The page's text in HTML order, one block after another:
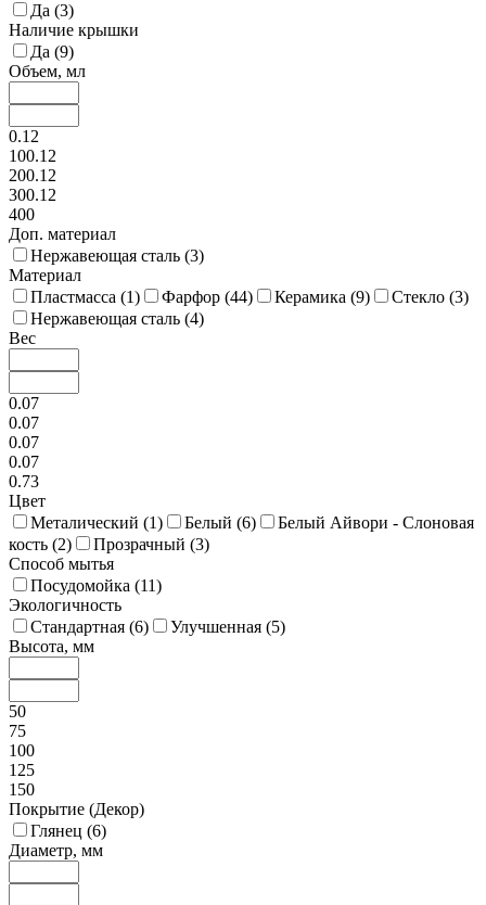
Да (3)
Наличие крышки
Да (9)
Объем, мл
0.12
100.12
200.12
300.12
400
Доп. материал
Нержавеющая сталь (3)
Материал
Пластмасса (1) Фарфор (44) Керамика (9) Стекло (3)
Нержавеющая сталь (4)
Вес
0.07
0.07
0.07
0.07
0.73
Цвет
Металический (1) Белый (6)
Белый Айвори - Слоновая
кость (2) Прозрачный (3)
Способ мытья
Посудомойка (11)
Экологичность
Стандартная (6) Улучшенная (5)
Высота, мм
50
75
100
125
150
Покрытие (Декор)
Глянец (6)
Диаметр, мм